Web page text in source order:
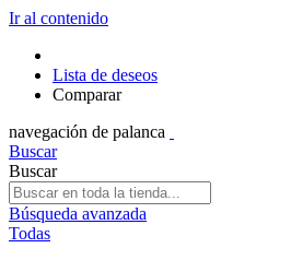
Ir al contenido
Lista de deseos
Comparar
navegación de palanca
Buscar
Buscar
Búsqueda avanzada
Todas